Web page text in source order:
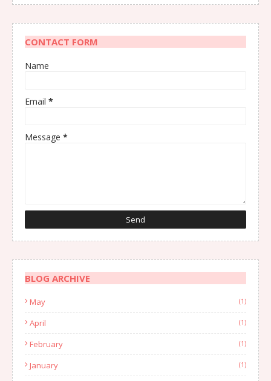
CONTACT FORM
Name
Email *
Message *
BLOG ARCHIVE
May (1)
April (1)
February (1)
January (1)